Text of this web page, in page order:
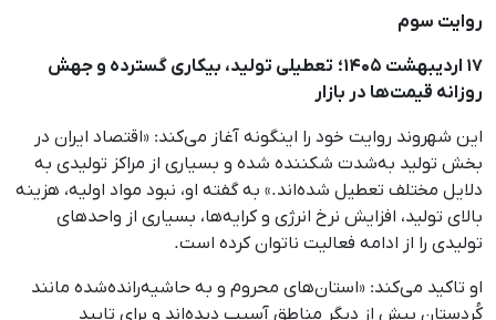
روایت سوم
۱۷ اردیبهشت ۱۴۰۵؛ تعطیلی تولید، بیکاری گسترده و جهش
روزانه قیمت‌ها در بازار
این شهروند روایت خود را اینگونه آغاز می‌کند: «اقتصاد ایران در
بخش تولید به‌شدت شکننده شده و بسیاری از مراکز تولیدی به
دلایل مختلف تعطیل شده‌اند.» به گفته او، نبود مواد اولیه، هزینه
بالای تولید، افزایش نرخ انرژی و کرایه‌ها، بسیاری از واحدهای
تولیدی را از ادامه فعالیت ناتوان کرده است.
او تاکید می‌کند: «استان‌های محروم و به حاشیه‌رانده‌شده مانند
کُردستان بیش از دیگر مناطق آسیب دیده‌اند و برای تایید